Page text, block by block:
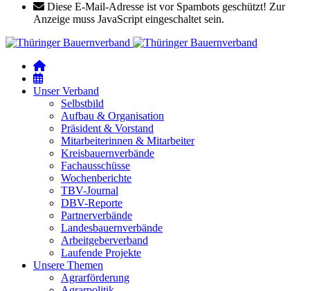
Diese E-Mail-Adresse ist vor Spambots geschützt! Zur
Anzeige muss JavaScript eingeschaltet sein.
Unser Verband
Selbstbild
Aufbau & Organisation
Präsident & Vorstand
Mitarbeiterinnen & Mitarbeiter
Kreisbauernverbände
Fachausschüsse
Wochenberichte
TBV-Journal
DBV-Reporte
Partnerverbände
Landesbauernverbände
Arbeitgeberverband
Laufende Projekte
Unsere Themen
Agrarförderung